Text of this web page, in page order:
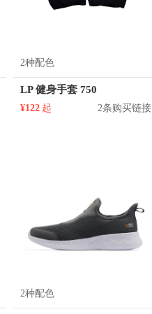
2种配色
LP 健身手套 750
¥122 起 2条购买链接
2种配色